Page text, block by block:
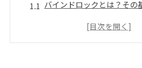
バインドロックとは？その
恵比寿で体験できる最新マ